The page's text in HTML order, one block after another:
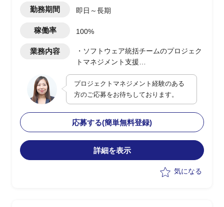
勤務期間 即日～長期
稼働率 100%
業務内容
・ソフトウェア統括チームのプロジェク
トマネジメント支援
・複数機能チームの要件管理/進捗管理/
品質管理/変更点管理などの仕組みづくり
・プロジェクト週報作成と月報作成
・リスク高案件の監視(アーキテクチャ
ーワーキング活動)
プロジェクトマネジメント経験のある
方のご応募をお待ちしております。
応募する(簡単無料登録)
詳細を表示
気になる